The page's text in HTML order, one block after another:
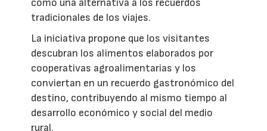
como una alternativa a los recuerdos
tradicionales de los viajes.
La iniciativa propone que los visitantes
descubran los alimentos elaborados por
cooperativas agroalimentarias y los
conviertan en un recuerdo gastronómico del
destino, contribuyendo al mismo tiempo al
desarrollo económico y social del medio
rural.